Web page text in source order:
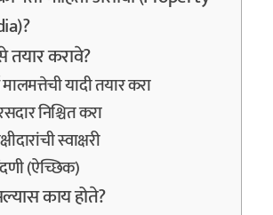
तयार करावे?
मालमत्तेची यादी तयार करा
निश्चित करा
स्वाक्षरी
(ऐच्छिक)
काय होते?